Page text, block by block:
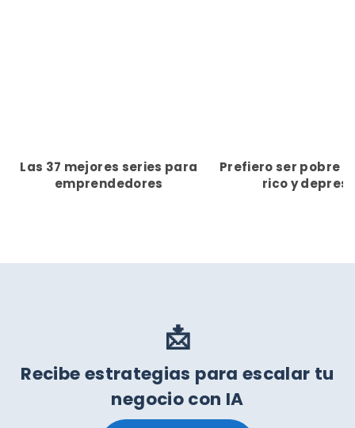
Las 37 mejores series para
emprendedores
Prefiero ser pobre y
rico y
📩
Recibe estrategias para escalar tu
negocio con IA